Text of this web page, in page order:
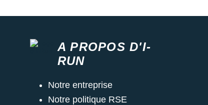
A PROPOS D'I-
RUN
Notre entreprise
Notre politique RSE